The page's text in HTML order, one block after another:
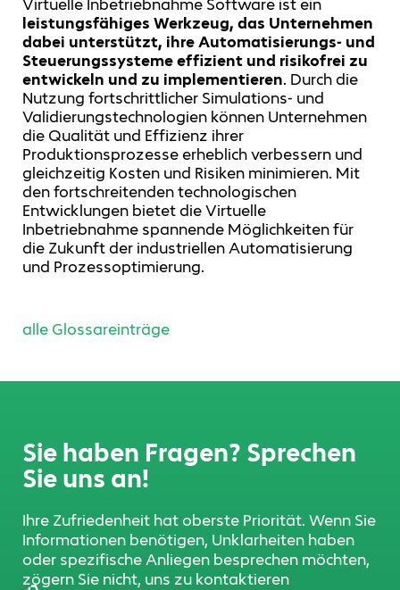
Virtuelle Inbetriebnahme Software ist ein
leistungsfähiges Werkzeug, das Unternehmen
dabei unterstützt, ihre Automatisierungs- und
Steuerungssysteme effizient und risikofrei zu
entwickeln und zu implementieren. Durch die
Nutzung fortschrittlicher Simulations- und
Validierungstechnologien können Unternehmen
die Qualität und Effizienz ihrer
Produktionsprozesse erheblich verbessern und
gleichzeitig Kosten und Risiken minimieren. Mit
den fortschreitenden technologischen
Entwicklungen bietet die Virtuelle
Inbetriebnahme spannende Möglichkeiten für
die Zukunft der industriellen Automatisierung
und Prozessoptimierung.
alle Glossareinträge
Sie haben Fragen? Sprechen
Sie uns an!
Ihre Zufriedenheit hat oberste Priorität. Wenn Sie
Informationen benötigen, Unklarheiten haben
oder spezifische Anliegen besprechen möchten,
zögern Sie nicht, uns zu kontaktieren